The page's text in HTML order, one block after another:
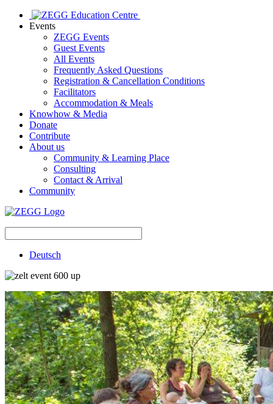
Events
ZEGG Events
Guest Events
All Events
Frequently Asked Questions
Registration & Cancellation Conditions
Facilitators
Accommodation & Meals
Knowhow & Media
Donate
Contribute
About us
Community & Learning Place
Consulting
Contact & Arrival
Community
Deutsch